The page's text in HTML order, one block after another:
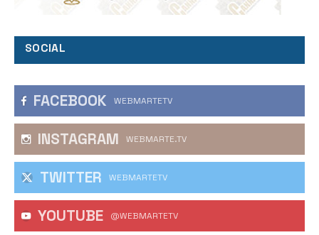
SOCIAL
FACEBOOK WEBMARTETV
INSTAGRAM WEBMARTE.TV
TWITTER WEBMARTETV
YOUTUBE @WEBMARTETV